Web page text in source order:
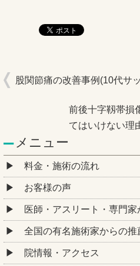
股関節痛の改善事例(10代サ
前後十字靱帯損
てはいけない理
メニュー
料金・施術の流れ
お客様の声
医師・アスリート・専門家
全国の有名施術家からの推
院情報・アクセス